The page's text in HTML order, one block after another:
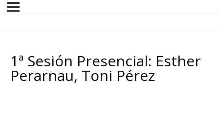
1ª Sesión Presencial: Esther
Perarnau, Toni Pérez